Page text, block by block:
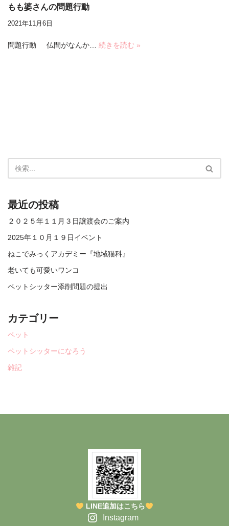
もも婆さんの問題行動
2021年11月6日
問題行動 仏間がなんか… 続きを読む »
最近の投稿
２０２５年１１月３日譲渡会のご案内
2025年１０月１９日イベント
ねこでみっくアカデミー『地域猫科』
老いても可愛いワンコ
ペットシッター添削問題の提出
カテゴリー
ペット
ペットシッターになろう
雑記
LINE追加はこちら
Instagram